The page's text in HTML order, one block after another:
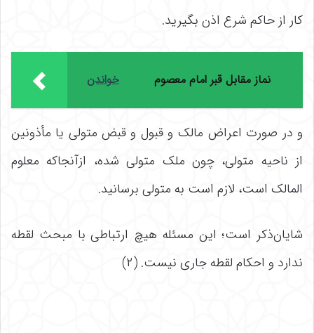
کار از حاکم شرع اذن بگیرید.
خواندن نماز مقابل قبر امام معصوم
و در صورت اعراض مالک و قبول و قبض متولی یا مأذونین
از ناحیه متولی، چون ملک متولی شده، ازآنجاکه معلوم
المالک است، لازم است به متولی برسانید.
شایان‌ذکر است؛ این مسئله هیچ ارتباطی با مبحث لقطه
ندارد و احکام لقطه جاری نیست. (۲)